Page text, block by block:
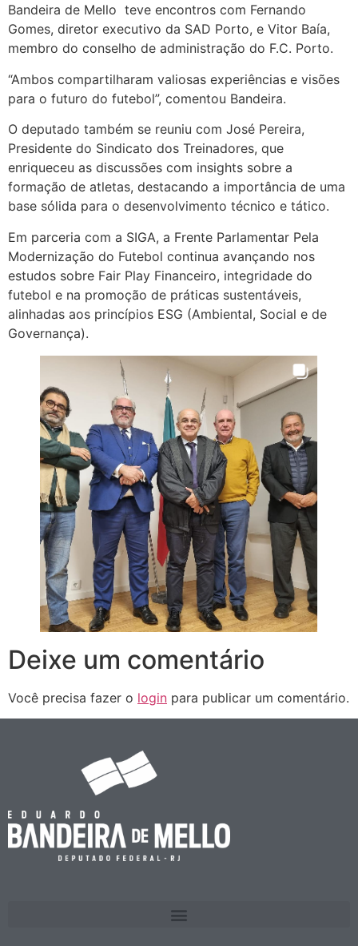
Bandeira de Mello teve encontros com Fernando
Gomes, diretor executivo da SAD Porto, e Vitor Baía,
membro do conselho de administração do F.C. Porto.
“Ambos compartilharam valiosas experiências e visões
para o futuro do futebol”, comentou Bandeira.
O deputado também se reuniu com José Pereira,
Presidente do Sindicato dos Treinadores, que
enriqueceu as discussões com insights sobre a
formação de atletas, destacando a importância de uma
base sólida para o desenvolvimento técnico e tático.
Em parceria com a SIGA, a Frente Parlamentar Pela
Modernização do Futebol continua avançando nos
estudos sobre Fair Play Financeiro, integridade do
futebol e na promoção de práticas sustentáveis,
alinhadas aos princípios ESG (Ambiental, Social e de
Governança).
Deixe um comentário
Você precisa fazer o login para publicar um comentário.